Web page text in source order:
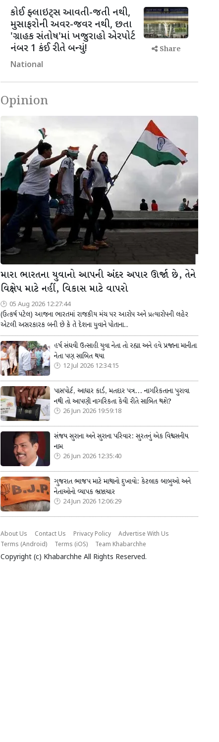
કોઈ ફ્લાઇટ્સ આવતી-જતી નથી,
મુસાફરોની અવર-જવર નથી, છતા
'ગ્રાહક સંતોષ'માં ખજુરાહો એરપોર્ટ
નંબર 1 કંઈ રીતે બન્યું!
National
Share
Opinion
મારા ભારતના યુવાનો આપની અંદર અપાર ઊર્જા છે, તેને
વિક્ષેપ માટે નહીં, વિકાસ માટે વાપરો
05 Aug 2026 12:27:44
(ઉત્કર્ષ પટેલ) આજના ભારતમાં રાજકીય મંચ પર આરોપ અને પ્રત્યારોપની લહેર
એટલી અસરકારક બની છે કે તે દેશના યુવાને પોતાના...
હર્ષ સંઘવી ઉત્સાહી યુવા નેતા તો રહ્યા અને હવે પ્રજાના માનીતા
નેતા પણ સાબિત થયા
12 Jul 2026 12:34:15
પાસપોર્ટ, આધાર કાર્ડ, મતદાર પત્ર... નાગરિકતાના પુરાવા
નથી તો આપણી નાગરિકતા કેવી રીતે સાબિત થશે?
26 Jun 2026 19:59:18
સંજય સુરાના અને સુરાના પરિવાર: સુરતનું એક વિશ્વસનીય
નામ
26 Jun 2026 12:35:40
ગુજરાત ભાજપ માટે માથાનો દુખાવો: કેટલાક બાબુઓ અને
નેતાઓનો વ્યાપક ભ્રષ્ટાચાર
24 Jun 2026 12:06:29
About Us Contact Us Privacy Policy
Advertise With Us
Terms (Android)
Terms (iOS) Team Khabarchhe
Copyright (c) Khabarchhe All Rights Reserved.